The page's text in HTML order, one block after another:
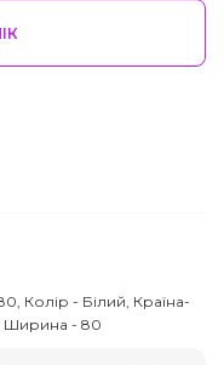
Колір - Білий, Країна-
Ширина - 80